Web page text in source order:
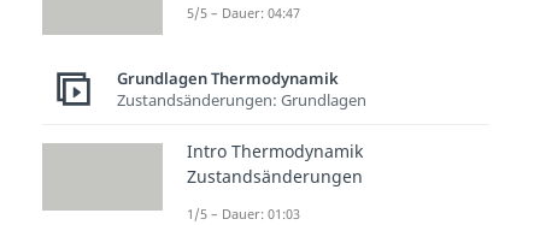
umgekehrt. Wir schauen uns zur
Verbrennungsreaktion
Lagerfeuer sitzt, findet dort eine
exotherme Reaktion
5/5 – Dauer: 04:47
Grundlagen Thermodynamik
Zustandsänderungen: Grundlagen
Intro Thermodynamik
Zustandsänderungen
1/5 – Dauer: 01:03